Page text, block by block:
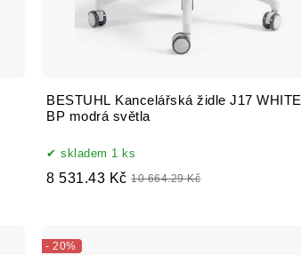
BESTUHL Kancelářská židle J17 WHITE
BP modrá světla
skladem 1 ks
8 531.43 Kč 10 664.29 Kč
- 20%